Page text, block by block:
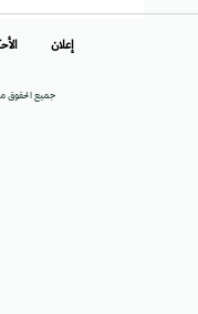
جميع الحقوق
إعلان